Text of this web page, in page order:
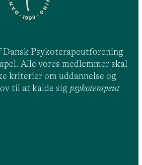
Dansk Psykoterapeutforening
Alle vores medlemmer skal
kriterier om uddannelse og
til at kalde sig psykoterapeut